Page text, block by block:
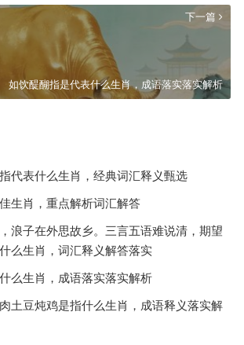
下一篇
如饮醍醐指是代表什么生肖，成语落实落实解析
代表什么生肖，经典词汇释义甄选
生肖，重点解析词汇解答
浪子在外思故乡。三言五语难说清，期望
么生肖，词汇释义解答落实
么生肖，成语落实落实解析
土豆炖鸡是指什么生肖，成语释义落实解